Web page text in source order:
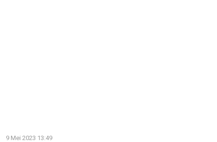
9 Mei 2023 13:49